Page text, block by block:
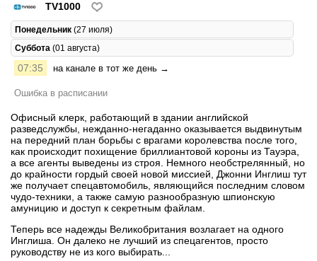
TV1000
Понедельник (27 июля)
Суббота (01 августа)
07:35 на канале в тот же день →
Ошибка в расписании
Офисный клерк, работающий в здании английской
разведслужбы, нежданно-негаданно оказывается выдвинутым
на передний план борьбы с врагами королевства после того,
как происходит похищение бриллиантовой короны из Тауэра,
а все агенты выведены из строя. Немного необстрелянный, но
до крайности гордый своей новой миссией, Джонни Инглиш тут
же получает спецавтомобиль, являющийся последним словом
чудо-техники, а также самую разнообразную шпионскую
амуницию и доступ к секретным файлам.
Теперь все надежды Великобритания возлагает на одного
Инглиша. Он далеко не лучший из спецагентов, просто
руководству не из кого выбирать...